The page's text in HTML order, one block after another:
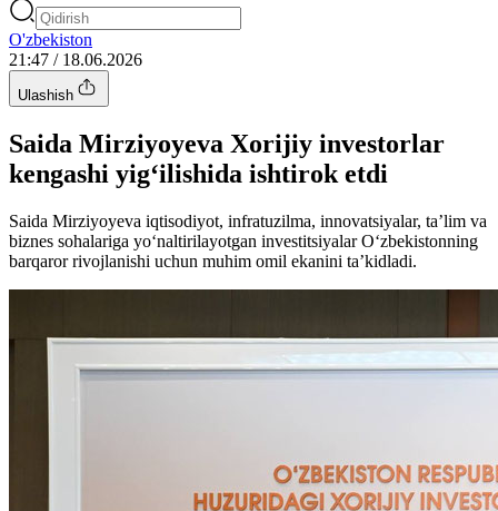
O'zbekiston
21:47 / 18.06.2026
Ulashish
Saida Mirziyoyeva Xorijiy investorlar
kengashi yig‘ilishida ishtirok etdi
Saida Mirziyoyeva iqtisodiyot, infratuzilma, innovatsiyalar, ta’lim va
biznes sohalariga yo‘naltirilayotgan investitsiyalar O‘zbekistonning
barqaror rivojlanishi uchun muhim omil ekanini ta’kidladi.